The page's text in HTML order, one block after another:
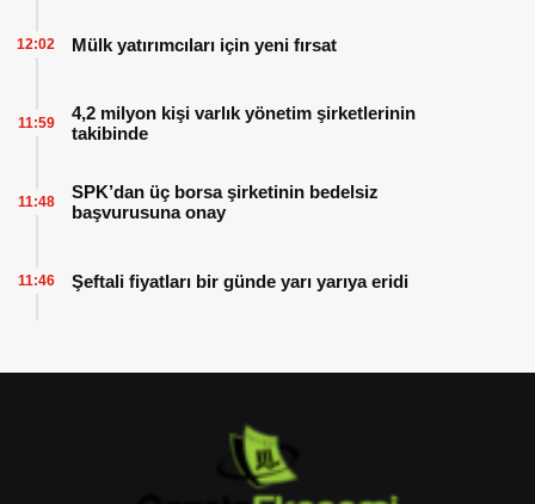
Mülk yatırımcıları için yeni fırsat
12:02
4,2 milyon kişi varlık yönetim şirketlerinin
takibinde
11:59
SPK’dan üç borsa şirketinin bedelsiz
başvurusuna onay
11:48
Şeftali fiyatları bir günde yarı yarıya eridi
11:46